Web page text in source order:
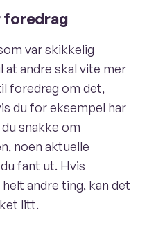
foredrag
var skikkelig
at andre skal vite mer
foredrag om det,
du for eksempel har
snakke om
noen aktuelle
fant ut. Hvis
andre ting, kan det
litt.